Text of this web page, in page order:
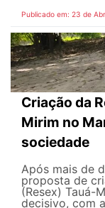
Publicado em: 23 de
Criação da
Mirim no
sociedade
Após mais de
proposta de
(Resex) Tauá-
decisivo, com